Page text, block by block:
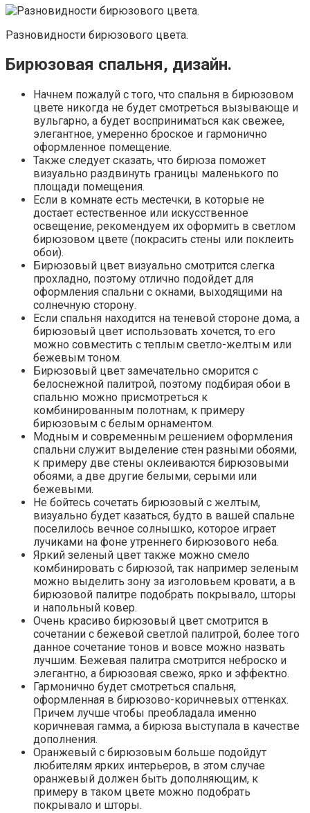
Разновидности бирюзового цвета.
Бирюзовая спальня, дизайн.
Начнем пожалуй с того, что спальня в бирюзовом
цвете никогда не будет смотреться вызывающе и
вульгарно, а будет восприниматься как свежее,
элегантное, умеренно броское и гармонично
оформленное помещение.
Также следует сказать, что бирюза поможет
визуально раздвинуть границы маленького по
площади помещения.
Если в комнате есть местечки, в которые не
достает естественное или искусственное
освещение, рекомендуем их оформить в светлом
бирюзовом цвете (покрасить стены или поклеить
обои).
Бирюзовый цвет визуально смотрится слегка
прохладно, поэтому отлично подойдет для
оформления спальни с окнами, выходящими на
солнечную сторону.
Если спальня находится на теневой стороне дома, а
бирюзовый цвет использовать хочется, то его
можно совместить с теплым светло-желтым или
бежевым тоном.
Бирюзовый цвет замечательно сморится с
белоснежной палитрой, поэтому подбирая обои в
спальню можно присмотреться к
комбинированным полотнам, к примеру
бирюзовым с белым орнаментом.
Модным и современным решением оформления
спальни служит выделение стен разными обоями,
к примеру две стены оклеиваются бирюзовыми
обоями, а две другие белыми, серыми или
бежевыми.
Не бойтесь сочетать бирюзовый с желтым,
визуально будет казаться, будто в вашей спальне
поселилось вечное солнышко, которое играет
лучиками на фоне утреннего бирюзового неба.
Яркий зеленый цвет также можно смело
комбинировать с бирюзой, так например зеленым
можно выделить зону за изголовьем кровати, а в
бирюзовой палитре подобрать покрывало, шторы
и напольный ковер.
Очень красиво бирюзовый цвет смотрится в
сочетании с бежевой светлой палитрой, более того
данное сочетание тонов и вовсе можно назвать
лучшим. Бежевая палитра смотрится неброско и
элегантно, а бирюзовая свежо, ярко и эффектно.
Гармонично будет смотреться спальня,
оформленная в бирюзово-коричневых оттенках.
Причем лучше чтобы преобладала именно
коричневая гамма, а бирюза выступала в качестве
дополнения.
Оранжевый с бирюзовым больше подойдут
любителям ярких интерьеров, в этом случае
оранжевый должен быть дополняющим, к
примеру в таком цвете можно подобрать
покрывало и шторы.